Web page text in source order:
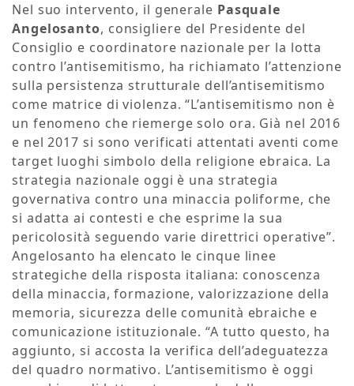
Nel suo intervento, il generale Pasquale
Angelosanto, consigliere del Presidente del
Consiglio e coordinatore nazionale per la lotta
contro l’antisemitismo, ha richiamato l’attenzione
sulla persistenza strutturale dell’antisemitismo
come matrice di violenza. “L’antisemitismo non è
un fenomeno che riemerge solo ora. Già nel 2016
e nel 2017 si sono verificati attentati aventi come
target luoghi simbolo della religione ebraica. La
strategia nazionale oggi è una strategia
governativa contro una minaccia poliforme, che
si adatta ai contesti e che esprime la sua
pericolosità seguendo varie direttrici operative”.
Angelosanto ha elencato le cinque linee
strategiche della risposta italiana: conoscenza
della minaccia, formazione, valorizzazione della
memoria, sicurezza delle comunità ebraiche e
comunicazione istituzionale. “A tutto questo, ha
aggiunto, si accosta la verifica dell’adeguatezza
del quadro normativo. L’antisemitismo è oggi